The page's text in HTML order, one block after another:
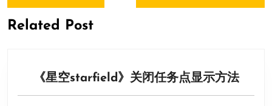
航post:
post:
Related Post
《星空starfield》关闭任务点显示方法《星
空